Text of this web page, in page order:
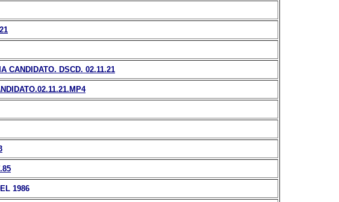
CANDIDATO. DSCD. 02.11.21
1986